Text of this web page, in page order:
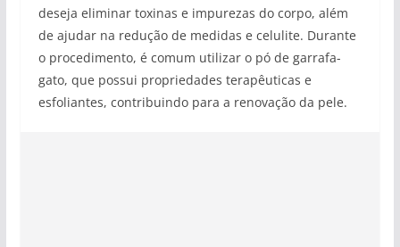
deseja eliminar toxinas e impurezas do corpo, além
de ajudar na redução de medidas e celulite. Durante
o procedimento, é comum utilizar o pó de garrafa-
gato, que possui propriedades terapêuticas e
esfoliantes, contribuindo para a renovação da pele.